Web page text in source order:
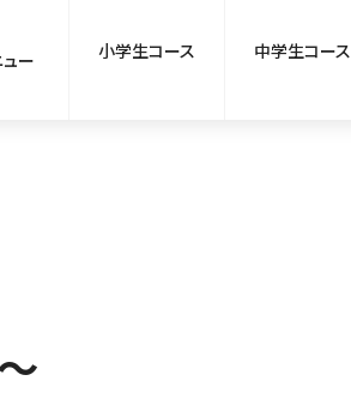
ー 小学生コース 中学生コース